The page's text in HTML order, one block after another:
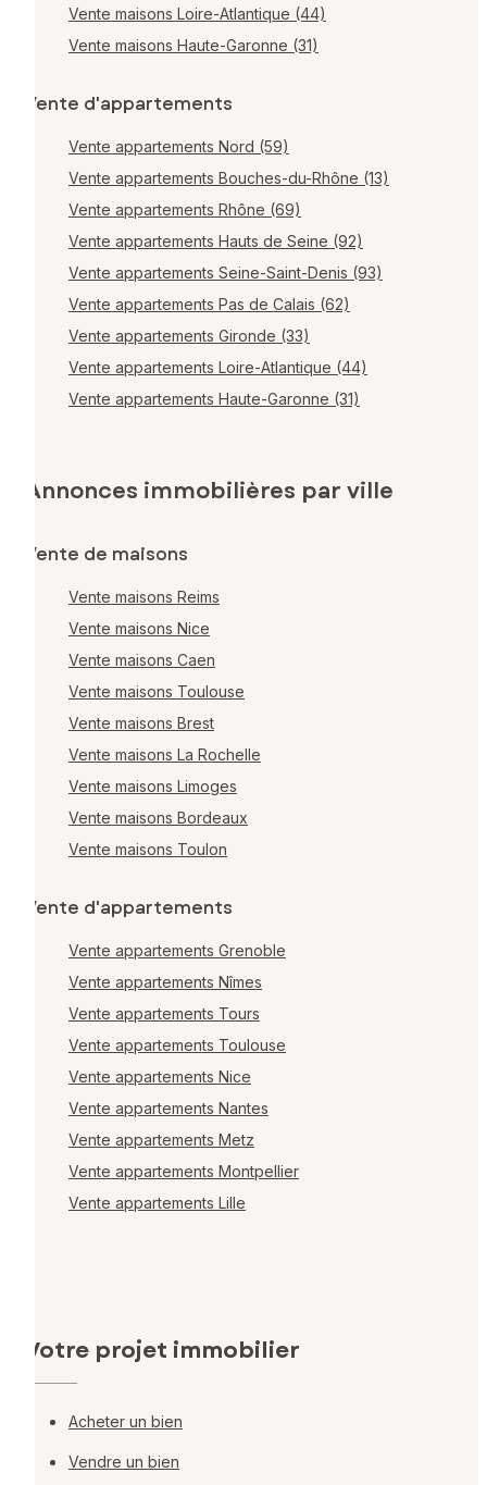
Vente maisons Loire-Atlantique (44)
Vente maisons Haute-Garonne (31)
Vente d'appartements
Vente appartements Nord (59)
Vente appartements Bouches-du-Rhône (13)
Vente appartements Rhône (69)
Vente appartements Hauts de Seine (92)
Vente appartements Seine-Saint-Denis (93)
Vente appartements Pas de Calais (62)
Vente appartements Gironde (33)
Vente appartements Loire-Atlantique (44)
Vente appartements Haute-Garonne (31)
Annonces immobilières par ville
Vente de maisons
Vente maisons Reims
Vente maisons Nice
Vente maisons Caen
Vente maisons Toulouse
Vente maisons Brest
Vente maisons La Rochelle
Vente maisons Limoges
Vente maisons Bordeaux
Vente maisons Toulon
Vente d'appartements
Vente appartements Grenoble
Vente appartements Nîmes
Vente appartements Tours
Vente appartements Toulouse
Vente appartements Nice
Vente appartements Nantes
Vente appartements Metz
Vente appartements Montpellier
Vente appartements Lille
Votre projet immobilier
Acheter un bien
Vendre un bien